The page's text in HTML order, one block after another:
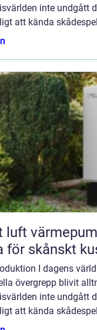
inte undgått
att kända
värmepump ystad
för skånskt
I dagens
övergrepp blivit
inte undgått
att kända